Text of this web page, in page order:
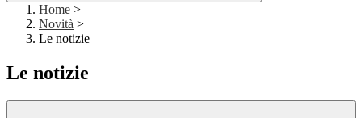
Home >
Novità >
Le notizie
Le notizie